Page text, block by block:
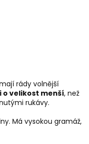
rády volnější
o velikost menší, než
rukávy.
Má vysokou gramáž,